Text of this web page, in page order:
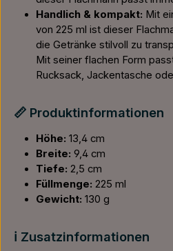
Handlich & kompakt: Mit
von 225 ml ist dieser
die Getränke stilvoll zu
Mit seiner flachen Form
Rucksack, Jackentasche
📏 Produktinformationen
Höhe: 13,4 cm
Breite: 9,4 cm
Tiefe: 2,5 cm
Füllmenge: 225 ml
Gewicht: 130 g
ℹ️ Zusatzinformationen